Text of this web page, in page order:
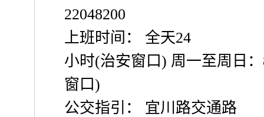
22048200
上班时间： 全天24
小时(治安窗口) 周一至周日
窗口)
公交指引： 宜川路交通路